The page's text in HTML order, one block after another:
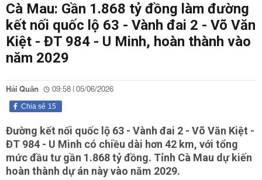
Cà Mau: Gần 1.868 tỷ đồng làm đường
kết nối quốc lộ 63 - Vành đai 2 - Võ Văn
Kiệt - ĐT 984 - U Minh, hoàn thành vào
năm 2029
Hải Quân 09:58 | 05/06/2026
15
Chia sẻ
Đường kết nối quốc lộ 63 - Vành đai 2 - Võ Văn Kiệt -
ĐT 984 - U Minh có chiều dài hơn 42 km, với tổng
mức đầu tư gần 1.868 tỷ đồng. Tỉnh Cà Mau dự kiến
hoàn thành dự án này vào năm 2029.